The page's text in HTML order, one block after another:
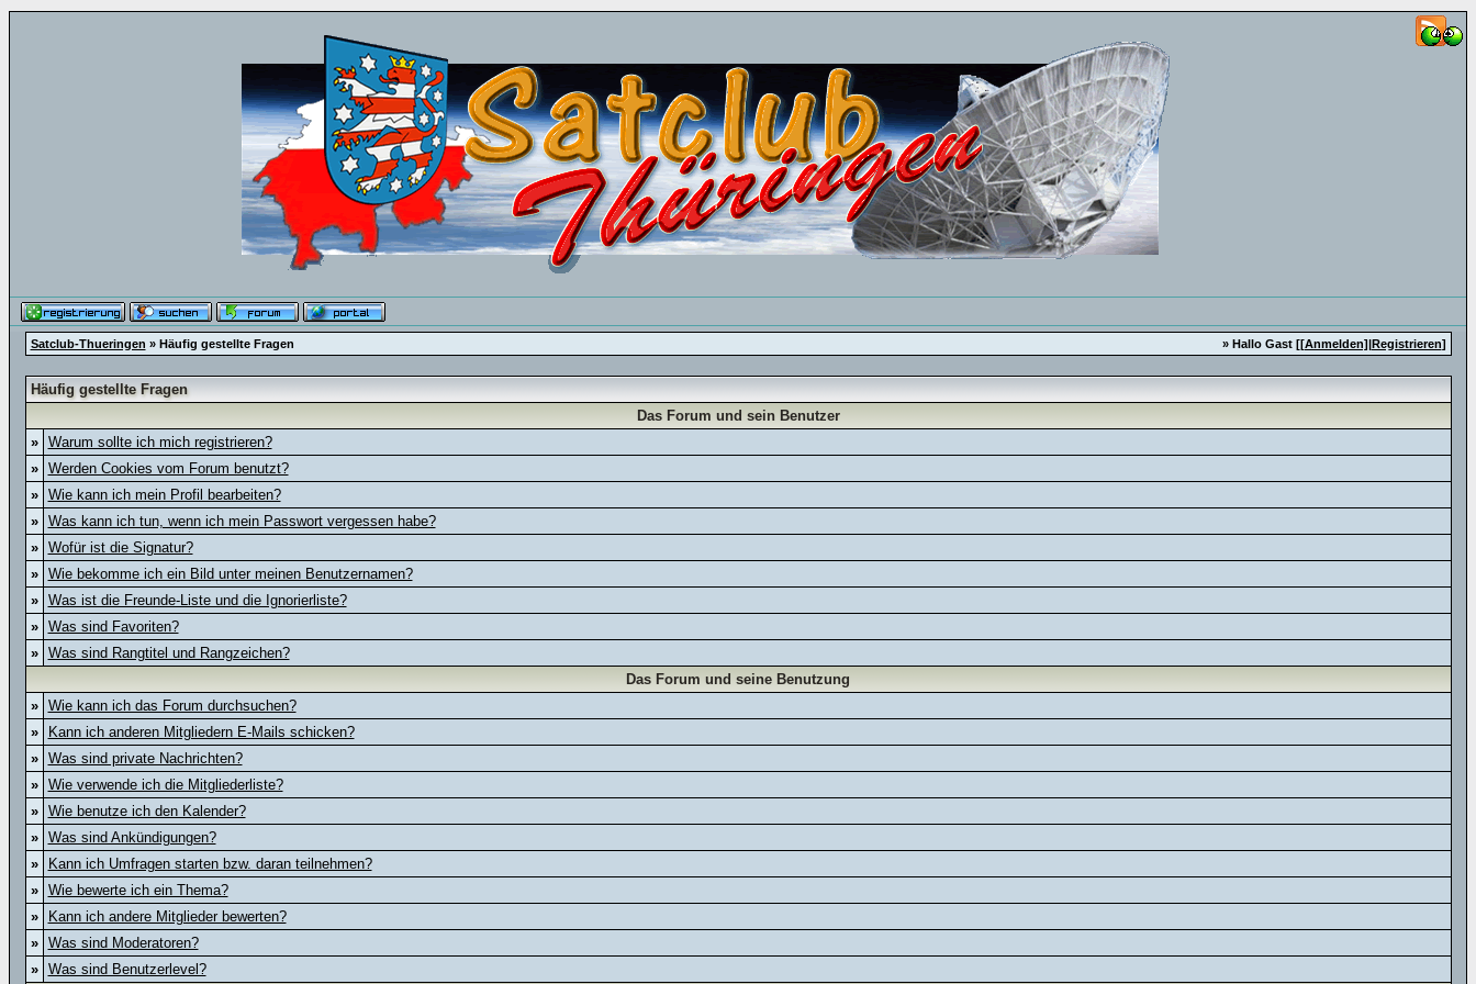
Satclub-Thueringen » Häufig gestellte Fragen » Hallo Gast [[Anmelden]|Registrieren]
Häufig gestellte Fragen
Das Forum und sein Benutzer
»
Warum sollte ich mich registrieren?
»
Werden Cookies vom Forum benutzt?
»
Wie kann ich mein Profil bearbeiten?
»
Was kann ich tun, wenn ich mein Passwort vergessen habe?
»
Wofür ist die Signatur?
»
Wie bekomme ich ein Bild unter meinen Benutzernamen?
»
Was ist die Freunde-Liste und die Ignorierliste?
»
Was sind Favoriten?
»
Was sind Rangtitel und Rangzeichen?
Das Forum und seine Benutzung
»
Wie kann ich das Forum durchsuchen?
»
Kann ich anderen Mitgliedern E-Mails schicken?
»
Was sind private Nachrichten?
»
Wie verwende ich die Mitgliederliste?
»
Wie benutze ich den Kalender?
»
Was sind Ankündigungen?
»
Kann ich Umfragen starten bzw. daran teilnehmen?
»
Wie bewerte ich ein Thema?
»
Kann ich andere Mitglieder bewerten?
»
Was sind Moderatoren?
»
Was sind Benutzerlevel?